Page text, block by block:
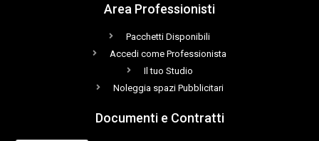
Area Professionisti
Pacchetti Disponibili
Accedi come Professionista
Il tuo Studio
Noleggia spazi Pubblicitari
Documenti e Contratti